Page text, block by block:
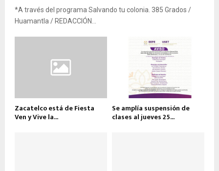
*A través del programa Salvando tu colonia. 385 Grados /
Huamantla / REDACCIÓN...
Zacatelco está de Fiesta
Ven y Vive la...
Se amplía suspensión de
clases al jueves 25...